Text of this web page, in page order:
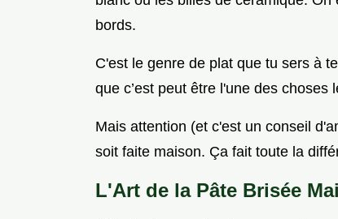
bords.
C'est le genre de plat que tu sers à
que c’est peut être l'une des
Mais attention (et c'est un conseil
soit faite maison. Ça fait toute la
L'Art de la Pâte Brisée